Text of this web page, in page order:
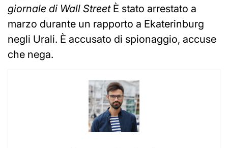
giornale di Wall Street È stato arrestato a
marzo durante un rapporto a Ekaterinburg
negli Urali. È accusato di spionaggio, accuse
che nega.